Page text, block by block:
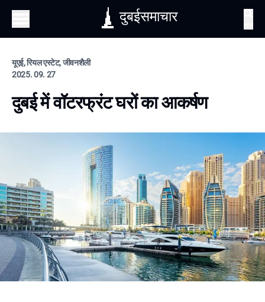
दुबईसमाचार
यूएई, रियल एस्टेट, जीवनशैली
2025. 09. 27
दुबई में वॉटरफ्रंट घरों का आकर्षण